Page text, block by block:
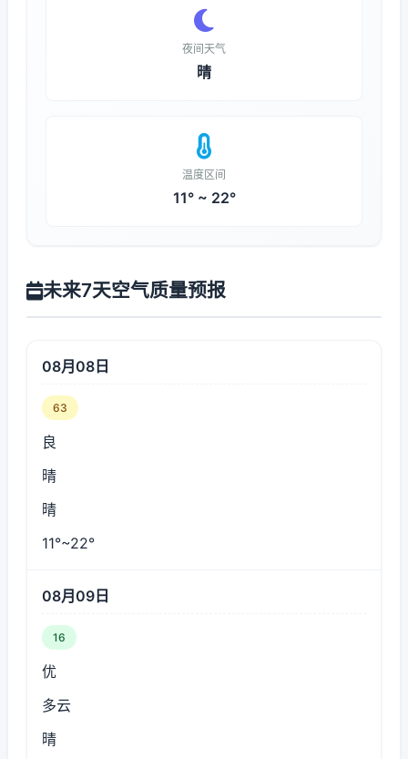
夜间天气
晴
温度区间
11° ~ 22°
未来7天空气质量预报
08月08日
63
良
晴
晴
11°~22°
08月09日
16
优
多云
晴